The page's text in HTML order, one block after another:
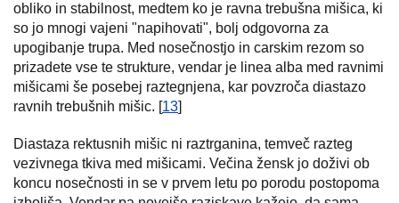
obliko in stabilnost, medtem ko je ravna trebušna mišica, ki
so jo mnogi vajeni "napihovati", bolj odgovorna za
upogibanje trupa. Med nosečnostjo in carskim rezom so
prizadete vse te strukture, vendar je linea alba med ravnimi
mišicami še posebej raztegnjena, kar povzroča diastazo
ravnih trebušnih mišic. [13]
Diastaza rektusnih mišic ni raztrganina, temveč razteg
vezivnega tkiva med mišicami. Večina žensk jo doživi ob
koncu nosečnosti in se v prvem letu po porodu postopoma